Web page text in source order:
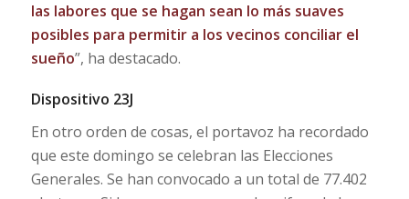
las labores que se hagan sean lo más suaves
posibles para permitir a los vecinos conciliar el
sueño”, ha destacado.
Dispositivo 23J
En otro orden de cosas, el portavoz ha recordado
que este domingo se celebran las Elecciones
Generales. Se han convocado a un total de 77.402